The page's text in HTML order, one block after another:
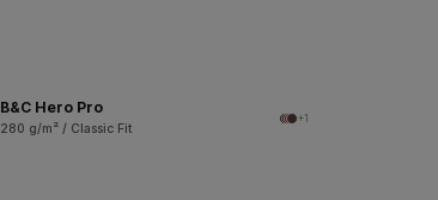
B&C Hero Pro
280 g/m² / Classic Fit
+1